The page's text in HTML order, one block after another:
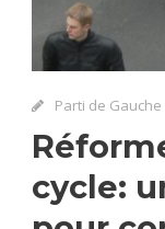
Parti de Gauche
cycle: